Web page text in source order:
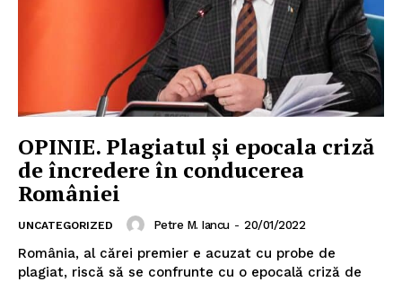
OPINIE. Plagiatul și epocala criză
de încredere în conducerea
României
UNCATEGORIZED Petre M. Iancu - 20/01/2022
România, al cărei premier e acuzat cu probe de
plagiat, riscă să se confrunte cu o epocală criză de